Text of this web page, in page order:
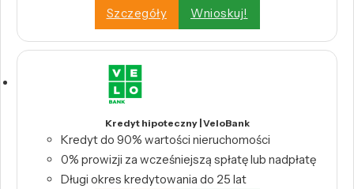
Szczegóły
Wnioskuj!
Kredyt hipoteczny | VeloBank
Kredyt do 90% wartości nieruchomości
0% prowizji za wcześniejszą spłatę lub nadpłatę
Długi okres kredytowania do 25 lat